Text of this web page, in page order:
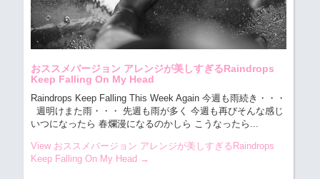
おススメバージョン アレンジが美しすぎるRaindrops
Keep Falling On My Head
Raindrops Keep Falling This Week Again 今週も雨続き・・・
週明けまた雨・・・ 先週も雨が多く 今週も再びそんな感じ
いつになったら 春爛漫になるのかしら こうなったら...
View おススメバージョン アレンジが美しすぎるRaindrops
Keep Falling On My Head →